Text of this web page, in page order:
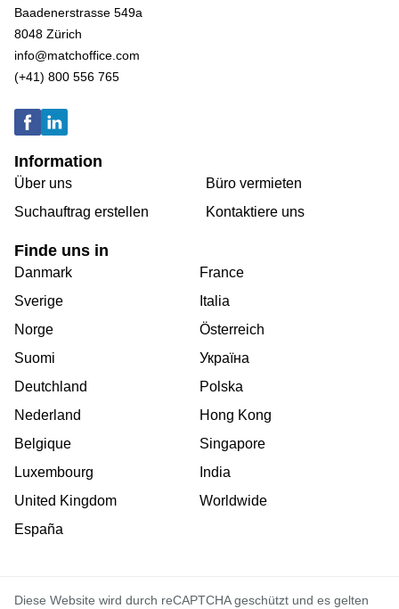
Baadenerstrasse 549a
8048 Zürich
info@matchoffice.com
(+41) 800 556 765
Information
Über uns
Suchauftrag erstellen
Büro vermieten
Kontaktiere uns
Finde uns in
Danmark
Sverige
Norge
Suomi
Deutchland
Nederland
Belgique
Luxembourg
United Kingdom
España
France
Italia
Österreich
Україна
Polska
Hong Kong
Singapore
India
Worldwide
Diese Website wird durch reCAPTCHA geschützt und es gelten